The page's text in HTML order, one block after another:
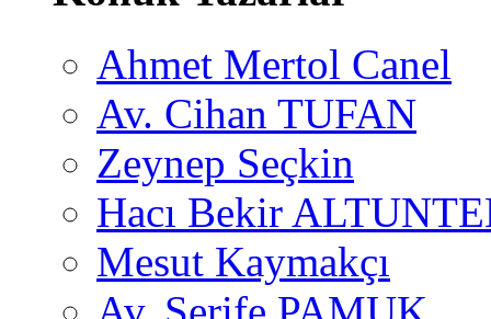
Ahmet Mertol Canel
Av. Cihan TUFAN
Zeynep Seçkin
Hacı Bekir
Mesut Kaymakçı